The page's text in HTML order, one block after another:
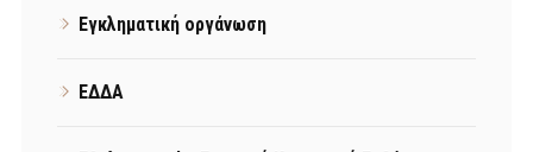
Εγκληματική οργάνωση
ΕΔΔΑ